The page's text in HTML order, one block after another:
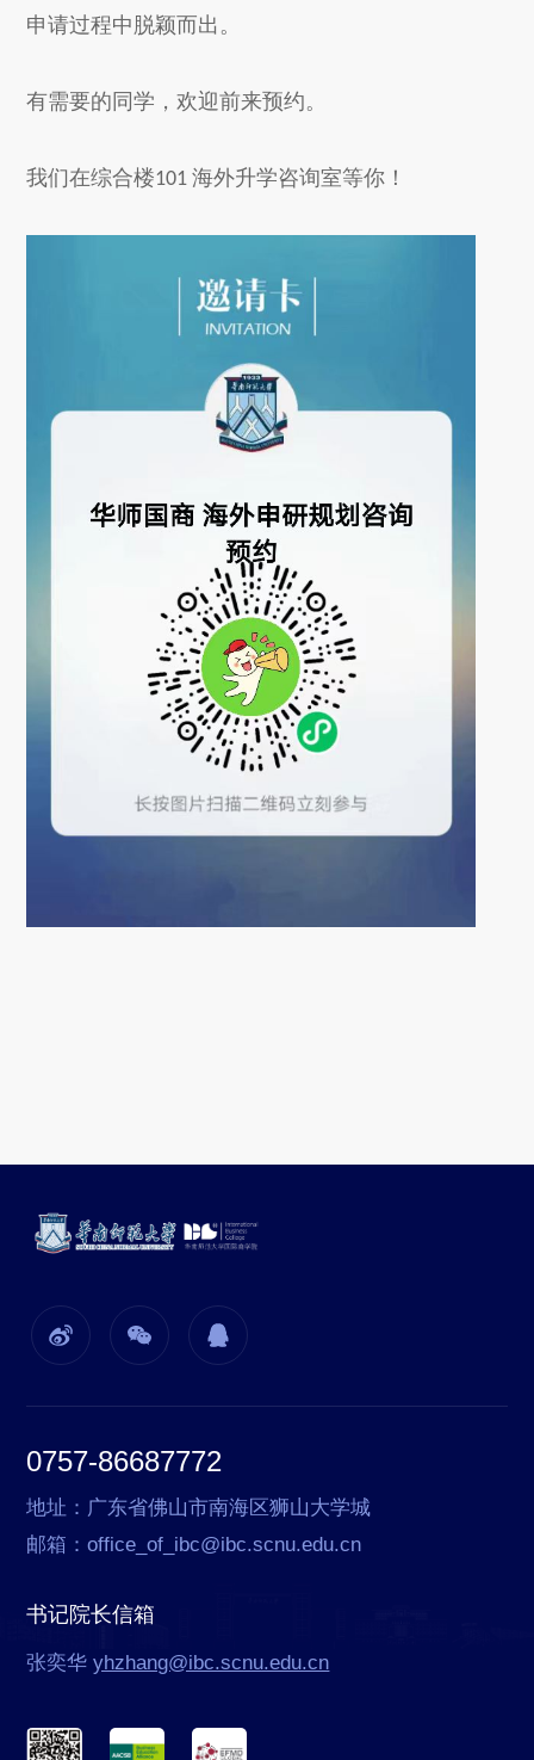
申请过程中脱颖而出。
有需要的同学，欢迎前来预约。
我们在综合楼101海外升学咨询室等你！
0757-86687772
地址：广东省佛山市南海区狮山大学城
邮箱：office_of_ibc@ibc.scnu.edu.cn
书记院长信箱
张奕华yhzhang@ibc.scnu.edu.cn